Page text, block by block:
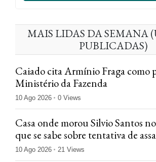
MAIS LIDAS DA SEMANA
PUBLICADAS)
Caiado cita Armínio Fraga como
Ministério da Fazenda
10 Ago 2026 0 Views
Casa onde morou Silvio Santos
que se sabe sobre tentativa de
10 Ago 2026 21 Views